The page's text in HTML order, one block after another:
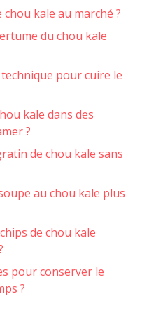
kale au marché ?
du chou kale
pour cuire le
kale dans des
?
de chou kale sans
au chou kale plus
de chou kale
pour conserver le
?